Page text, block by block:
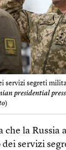
servizi segreti
presidential press
)
che la Russia
dei servizi